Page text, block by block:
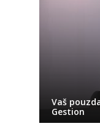
Vaš
Gestion